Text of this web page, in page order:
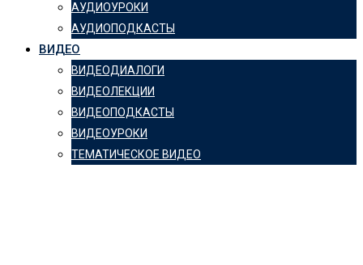
АУДИОУРОКИ
АУДИОПОДКАСТЫ
ВИДЕО
ВИДЕОДИАЛОГИ
ВИДЕОЛЕКЦИИ
ВИДЕОПОДКАСТЫ
ВИДЕОУРОКИ
ТЕМАТИЧЕСКОЕ ВИДЕО